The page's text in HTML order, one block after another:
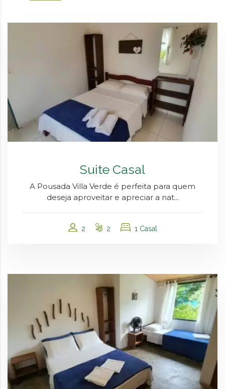
Suite Casal
A Pousada Villa Verde é perfeita para quem
deseja aproveitar e apreciar a nat...
2 2 1 Casal